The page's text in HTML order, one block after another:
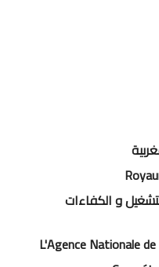
و الكفاءات
L'Agence Nationale